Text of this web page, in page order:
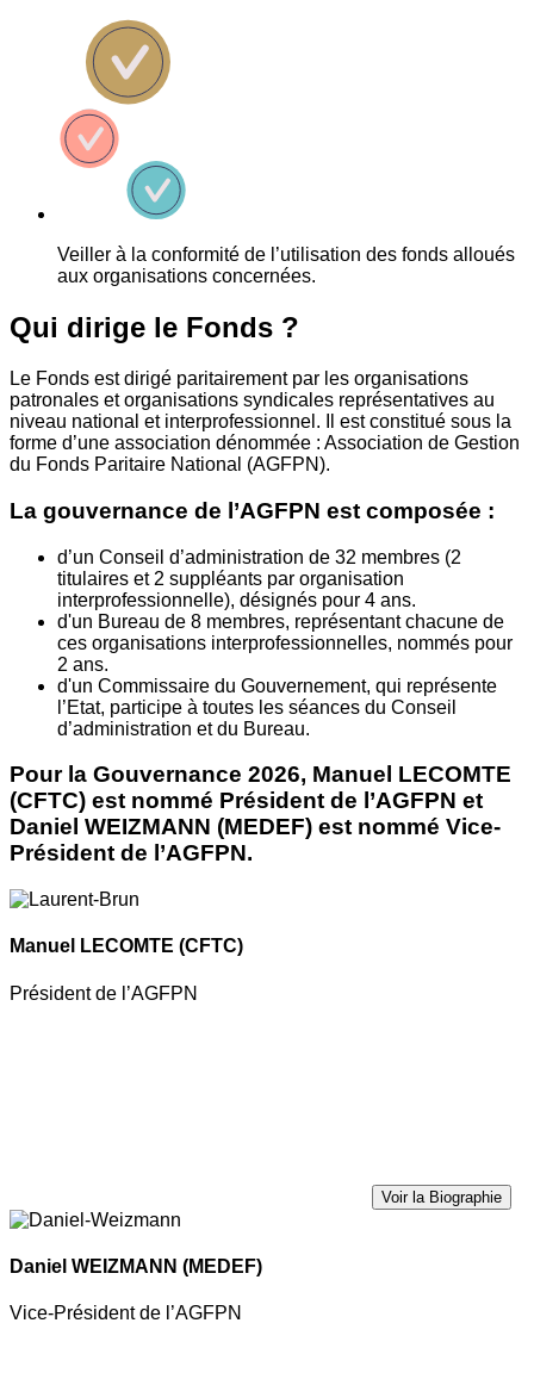
Veiller à la conformité de l’utilisation des fonds alloués
aux organisations concernées.
Qui dirige le Fonds ?
Le Fonds est dirigé paritairement par les organisations
patronales et organisations syndicales représentatives au
niveau national et interprofessionnel. Il est constitué sous la
forme d’une association dénommée : Association de Gestion
du Fonds Paritaire National (AGFPN).
La gouvernance de l’AGFPN est composée :
d’un Conseil d’administration de 32 membres (2
titulaires et 2 suppléants par organisation
interprofessionnelle), désignés pour 4 ans.
d'un Bureau de 8 membres, représentant chacune de
ces organisations interprofessionnelles, nommés pour
2 ans.
d'un Commissaire du Gouvernement, qui représente
l’Etat, participe à toutes les séances du Conseil
d’administration et du Bureau.
Pour la Gouvernance 2026, Manuel LECOMTE
(CFTC) est nommé Président de l’AGFPN et
Daniel WEIZMANN (MEDEF) est nommé Vice-
Président de l’AGFPN.
Manuel LECOMTE (CFTC)
Président de l’AGFPN
Voir la Biographie
Daniel WEIZMANN (MEDEF)
Vice-Président de l’AGFPN